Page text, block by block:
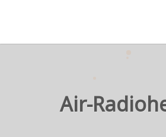
Air-